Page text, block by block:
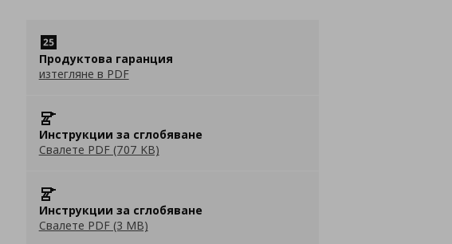
Продуктова гаранция
изтегляне в PDF
Инструкции за сглобяване
Свалете PDF (707 KB)
Инструкции за сглобяване
Свалете PDF (3 MB)